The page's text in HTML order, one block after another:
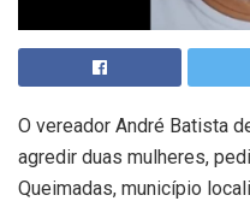
O vereador André Batista
agredir duas mulheres,
Queimadas, município